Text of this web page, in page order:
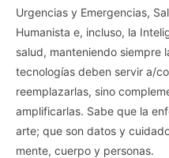
Urgencias y Emergencias,
Humanista e, incluso, la
salud, manteniendo siempre
tecnologías deben servir a/
reemplazarlas, sino
amplificarlas. Sabe que la
arte; que son datos y
mente, cuerpo y personas.